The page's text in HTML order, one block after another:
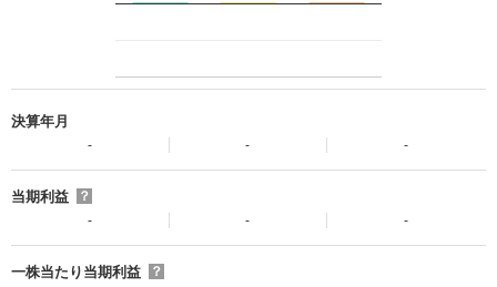
決算年月
- - -
当期利益
？
-
- -
一株当たり当期利益
？